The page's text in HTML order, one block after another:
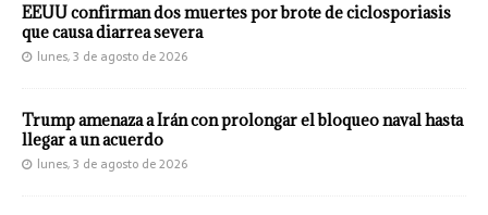
EEUU confirman dos muertes por brote de ciclosporiasis
que causa diarrea severa
lunes, 3 de agosto de 2026
Trump amenaza a Irán con prolongar el bloqueo naval hasta
llegar a un acuerdo
lunes, 3 de agosto de 2026